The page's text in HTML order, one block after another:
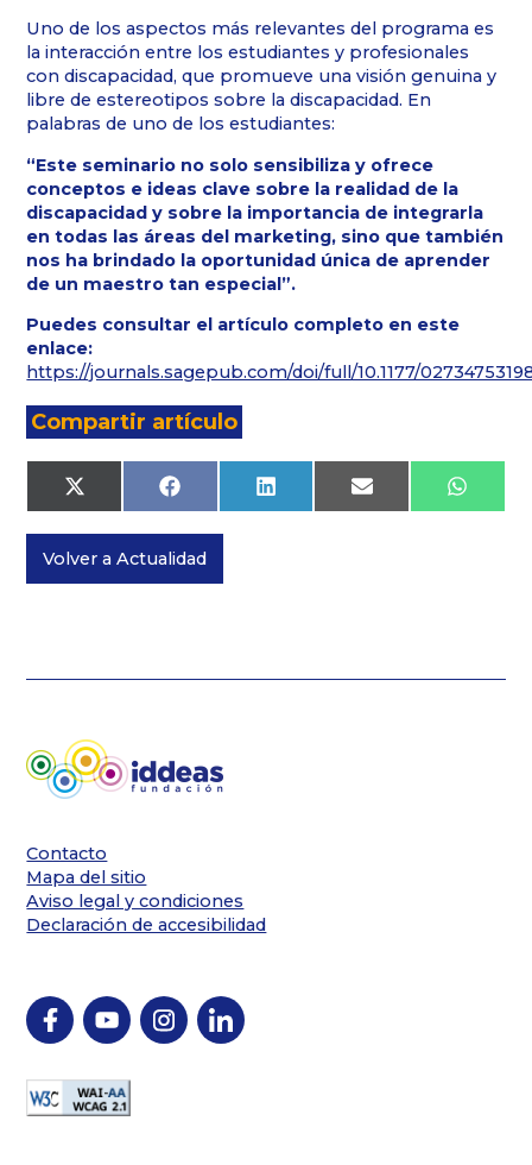
Uno de los aspectos más relevantes del programa es
la interacción entre los estudiantes y profesionales
con discapacidad, que promueve una visión genuina y
libre de estereotipos sobre la discapacidad. En
palabras de uno de los estudiantes:
“Este seminario no solo sensibiliza y ofrece
conceptos e ideas clave sobre la realidad de la
discapacidad y sobre la importancia de integrarla
en todas las áreas del marketing, sino que también
nos ha brindado la oportunidad única de aprender
de un maestro tan especial”.
Puedes consultar el artículo completo en este
enlace:
https://journals.sagepub.com/doi/full/10.1177/
Compartir artículo
Compartir
en
X
(Twitter)
Compartir
en
FacebookCompartir
en
LinkedIn Compartir
en
Email
en
Volver a Actualidad
Contacto
Mapa del sitio
Aviso legal y condiciones
Declaración de accesibilidad